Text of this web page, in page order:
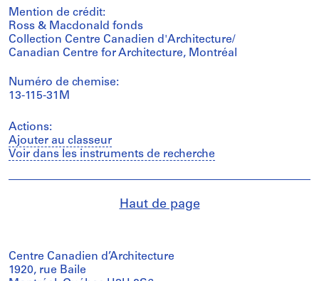
Mention de crédit:
Ross & Macdonald fonds
Collection Centre Canadien d'Architecture/
Canadian Centre for Architecture, Montréal
Numéro de chemise:
13-115-31M
Actions:
Ajouter au classeur
Voir dans les instruments de recherche
Haut de page
Centre Canadien d’Architecture
1920, rue Baile